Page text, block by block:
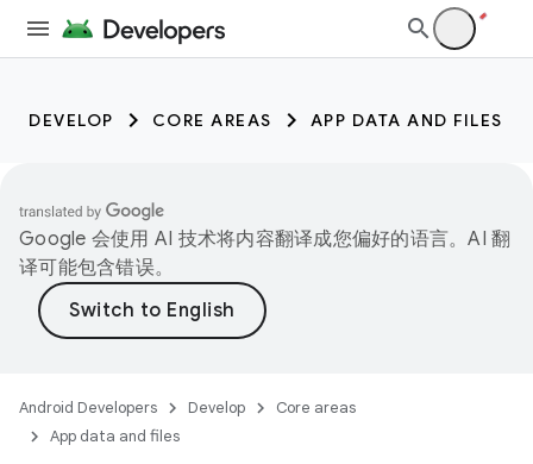
DEVELOP CORE AREAS APP DATA AND FILES
Google 会使用 AI 技术将内容翻译成您偏好的语言。AI 翻
译可能包含错误。
Android Developers Develop
Core areas
App data and files